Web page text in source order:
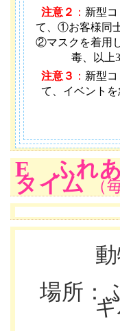
注意２ ： 新型
て、①お客様同
②マスクを着用
毒、以上
注意３ ： 新型
て、イベント
E ふれあ
タイム （
場所：